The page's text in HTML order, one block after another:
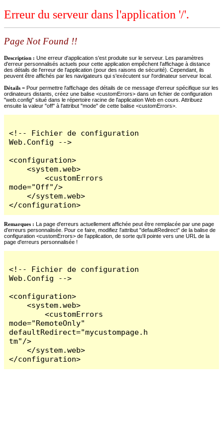
Erreur du serveur dans l'application '/'.
Page Not Found !!
Description : Une erreur d'application s'est produite sur le serveur. Les paramètres
d'erreur personnalisés actuels pour cette application empêchent l'affichage à distance
des détails de l'erreur de l'application (pour des raisons de sécurité). Cependant, ils
peuvent être affichés par les navigateurs qui s'exécutent sur l'ordinateur serveur local.
Détails = Pour permettre l'affichage des détails de ce message d'erreur spécifique sur les
ordinateurs distants, créez une balise <customErrors> dans un fichier de configuration
"web.config" situé dans le répertoire racine de l'application Web en cours. Attribuez
ensuite la valeur "off" à l'attribut "mode" de cette balise <customErrors>.
<!-- Fichier de configuration
Web.Config -->
<configuration>
    <system.web>
        <customErrors
mode="Off"/>
    </system.web>
</configuration>
Remarques : La page d'erreurs actuellement affichée peut être remplacée par une page
d'erreurs personnalisée. Pour ce faire, modifiez l'attribut "defaultRedirect" de la balise de
configuration <customErrors> de l'application, de sorte qu'il pointe vers une URL de la
page d'erreurs personnalisée !
<!-- Fichier de configuration
Web.Config -->
<configuration>
    <system.web>
        <customErrors
mode="RemoteOnly"
defaultRedirect="mycustompage.h
tm"/>
    </system.web>
</configuration>